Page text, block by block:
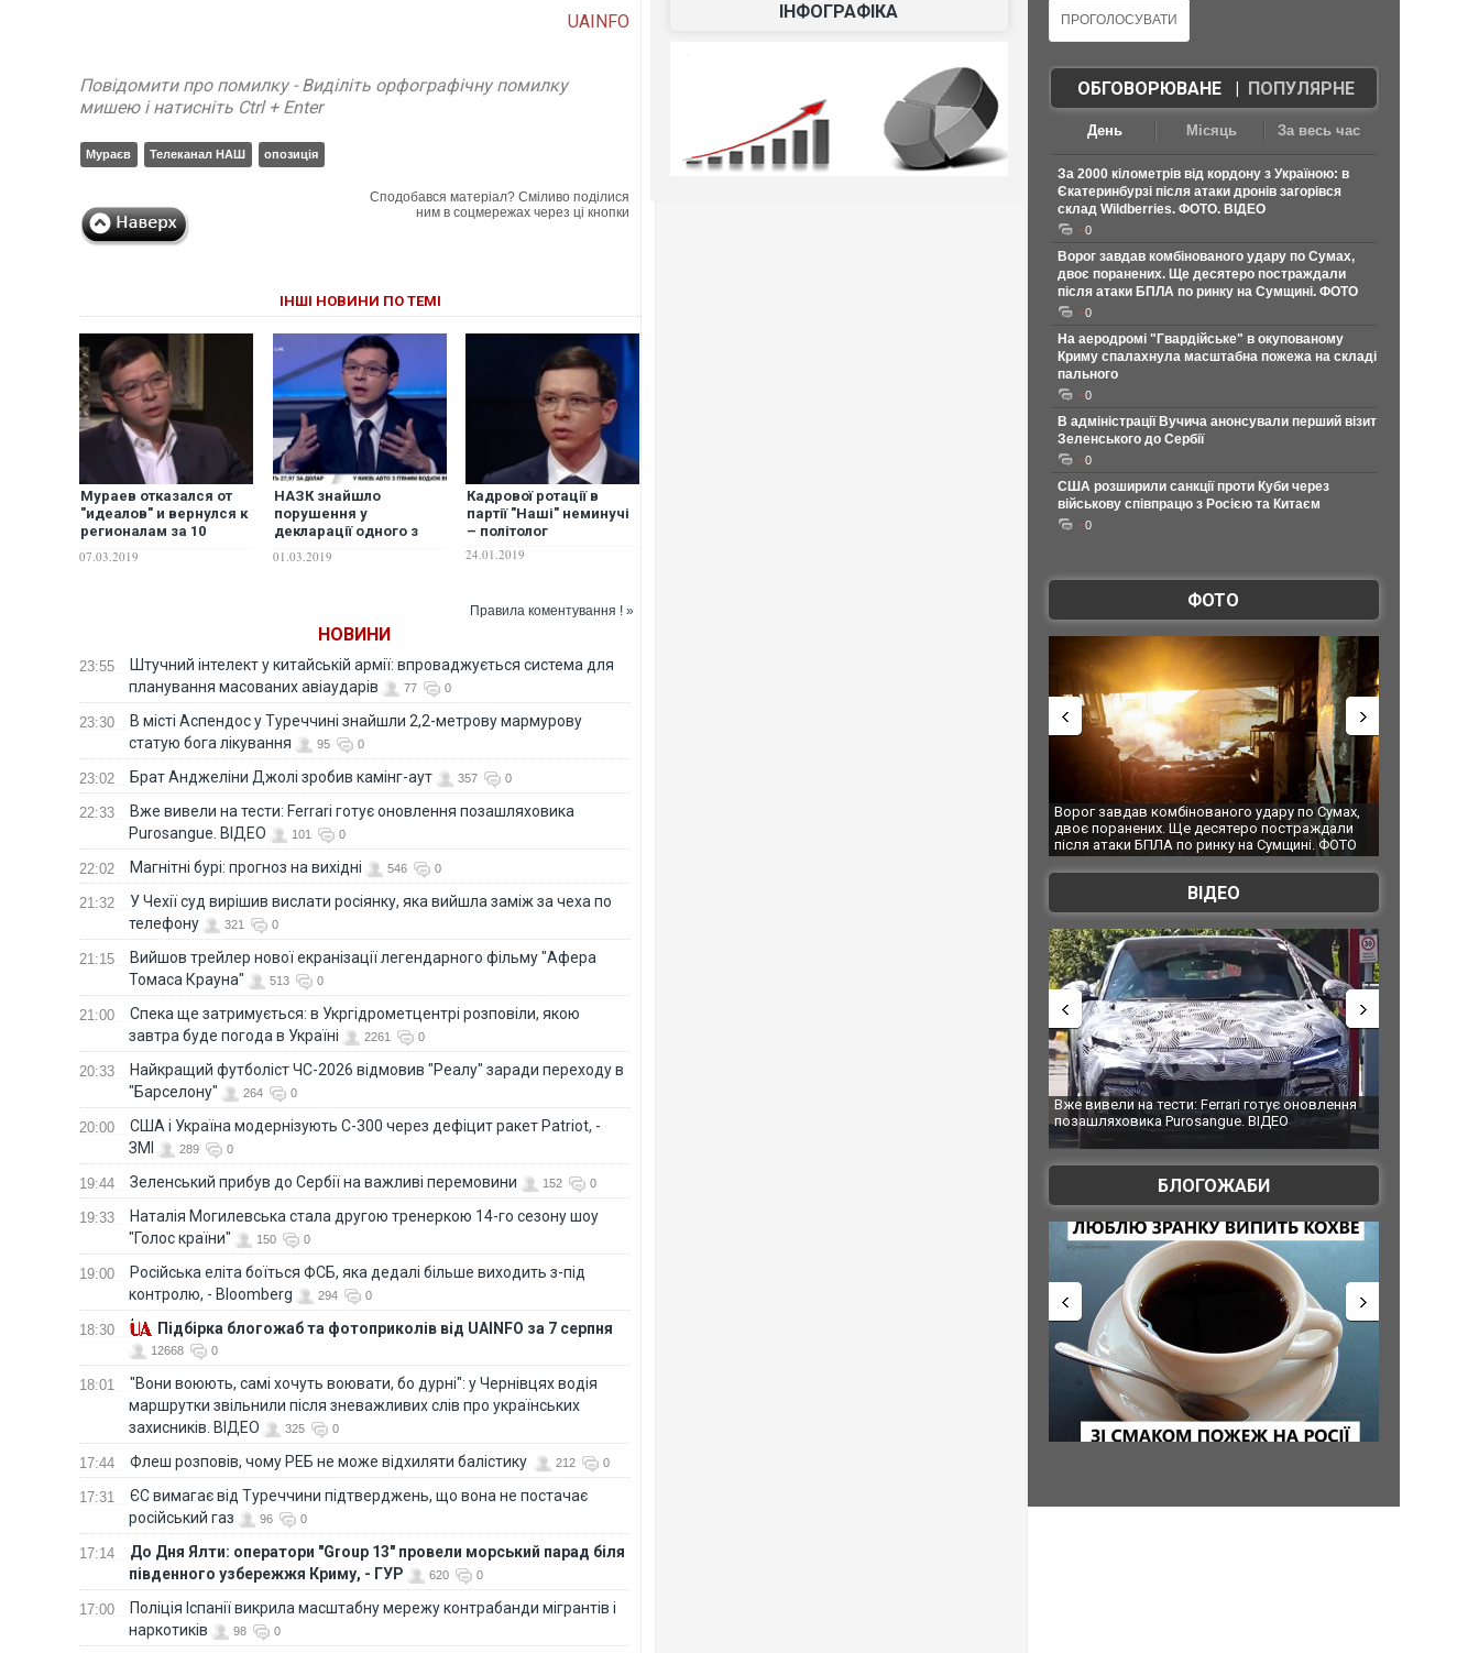
UAINFO
Повідомити про помилку - Виділіть орфографічну помилку
мишею і натисніть Ctrl + Enter
Мураєв Телеканал НАШ опозиція
Сподобався матеріал? Сміливо поділися
ним в соцмережах через ці кнопки
ІНШІ НОВИНИ ПО ТЕМІ
Мураев отказался от
"идеалов" и вернулся к
регионалам за 10
блогер
07.03.2019
НАЗК знайшло
порушення у
декларації одного з
президенти на мільйон
01.03.2019
Кадрової ротації в
партії "Наші" неминучі
– політолог
24.01.2019
Правила коментування ! »
НОВИНИ
23:55
Штучний інтелект у китайській армії: впроваджується система для
планування масованих авіаударів
77 0
23:30
В місті Аспендос у Туреччині знайшли 2,2-метрову мармурову
статую бога лікування
95 0
23:02 Брат Анджеліни Джолі зробив камінг-аут 357 0
22:33
Вже вивели на тести: Ferrari готує оновлення позашляховика
Purosangue. ВІДЕО
101 0
22:02 Магнітні бурі: прогноз на вихідні 546 0
21:32
У Чехії суд вирішив вислати росіянку, яка вийшла заміж за чеха по
телефону
321 0
21:15
Вийшов трейлер нової екранізації легендарного фільму "Афера
Томаса Крауна"
513 0
21:00
Спека ще затримується: в Укргідрометцентрі розповіли, якою
завтра буде погода в Україні
2261 0
20:33
Найкращий футболіст ЧС-2026 відмовив "Реалу" заради переходу в
"Барселону"
264 0
20:00
США і Україна модернізують С-300 через дефіцит ракет Patriot, -
ЗМІ
289 0
19:44 Зеленський прибув до Сербії на важливі перемовини 152 0
19:33
Наталія Могилевська стала другою тренеркою 14-го сезону шоу
"Голос країни"
150 0
19:00
Російська еліта боїться ФСБ, яка дедалі більше виходить з-під
контролю, - Bloomberg
294 0
18:30 Підбірка блогожаб та фотоприколів від UAINFO за 7 серпня
12668 0
18:01
"Вони воюють, самі хочуть воювати, бо дурні": у Чернівцях водія
маршрутки звільнили після зневажливих слів про українських
захисників. ВІДЕО
325 0
17:44 Флеш розповів, чому РЕБ не може відхиляти балістику 212 0
17:31
ЄС вимагає від Туреччини підтверджень, що вона не постачає
російський газ
96 0
17:14
До Дня Ялти: оператори "Group 13" провели морський парад біля
південного узбережжя Криму, - ГУР
620 0
17:00
Поліція Іспанії викрила масштабну мережу контрабанди мігрантів і
наркотиків
98 0
ІНФОГРАФІКА
ОБГОВОРЮВАНЕ| ПОПУЛЯРНЕ
День Місяць За весь час
За 2000 кілометрів від кордону з Україною: в
Єкатеринбурзі після атаки дронів загорівся
склад Wildberries. ФОТО. ВІДЕО
0
Ворог завдав комбінованого удару по Сумах,
двоє поранених. Ще десятеро постраждали
після атаки БПЛА по ринку на Сумщині. ФОТО
0
На аеродромі "Гвардійське" в окупованому
Криму спалахнула масштабна пожежа на складі
пального
0
В адміністрації Вучича анонсували перший візит
Зеленського до Сербії
0
США розширили санкції проти Куби через
військову співпрацю з Росією та Китаєм
0
ФОТО
Ворог завдав комбінованого удару по Сумах,
двоє поранених. Ще десятеро постраждали
після атаки БПЛА по ринку на Сумщині. ФОТО
За 2000 кілометрів від
Єкатеринбурзі після атаки
склад Wildberries. ФОТО. ВІДЕО
ВІДЕО
Вже вивели на тести: Ferrari готує оновлення
позашляховика Purosangue. ВІДЕО
Вийшов трейлер нової
фільму "Афера Томаса Крауна"
БЛОГОЖАБИ